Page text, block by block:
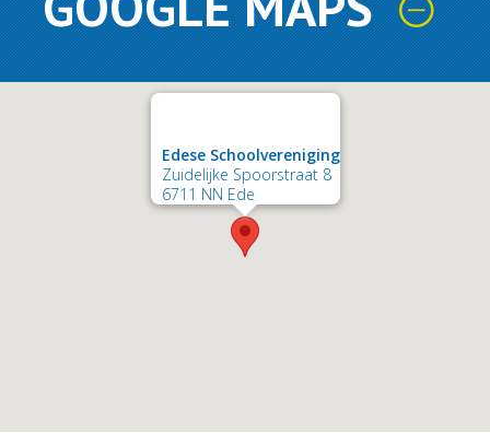
Edese Schoolvereniging
Zuidelijke Spoorstraat 8
6711 NN Ede